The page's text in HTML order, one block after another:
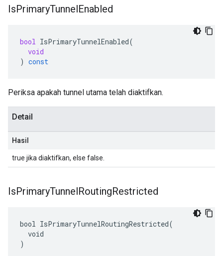
IsPrimaryTunnelEnabled
bool IsPrimaryTunnelEnabled(
void
) const
Periksa apakah tunnel utama telah diaktifkan.
Detail
Hasil
true jika diaktifkan, else false.
IsPrimaryTunnelRoutingRestricted
bool IsPrimaryTunnelRoutingRestricted(
  void
)